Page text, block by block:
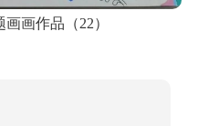
画作品（22）